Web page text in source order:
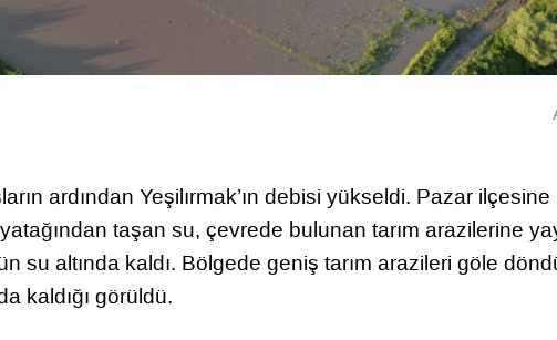
ardından Yeşilırmak’ın debisi yükseldi. Pazar ilçesine
taşan su, çevrede bulunan tarım arazilerine
su altında kaldı. Bölgede geniş tarım arazileri göle
kaldığı görüldü.